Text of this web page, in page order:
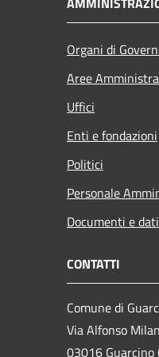
Organi di
Aree
Uffici
Enti e fondazioni
Politici
Personale
Documenti e dati
CONTATTI
Comune di
Via Alfonso
03016 Guarcino